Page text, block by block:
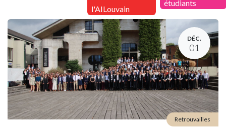
l'AILouvain
étudiants
DÉC.
01
Retrouvailles